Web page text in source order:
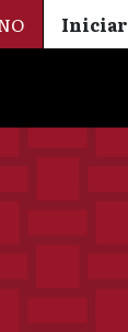
Iniciar